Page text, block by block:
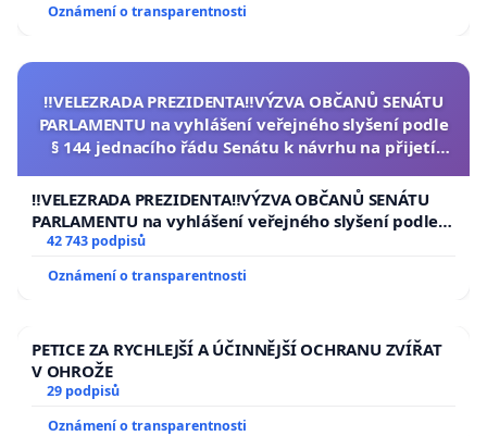
Oznámení o transparentnosti
‼️VELEZRADA PREZIDENTA‼️VÝZVA OBČANŮ SENÁTU
PARLAMENTU na vyhlášení veřejného slyšení podle
§ 144 jednacího řádu Senátu k návrhu na přijetí
republiky
‼️VELEZRADA PREZIDENTA‼️VÝZVA OBČANŮ SENÁTU
PARLAMENTU na vyhlášení veřejného slyšení podle §
144 jednacího řádu Senátu k návrhu na přijetí
republiky
42 743 podpisů
Oznámení o transparentnosti
PETICE ZA RYCHLEJŠÍ A ÚČINNĚJŠÍ OCHRANU ZVÍŘAT
V OHROŽE
29 podpisů
Oznámení o transparentnosti